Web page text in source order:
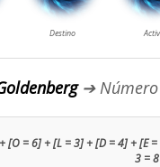
➔
[O = 6] + [L = 3] + [D = 4] + [E
3 = 8